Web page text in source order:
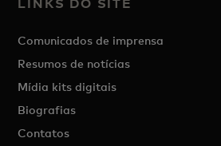
LINKS DO SITE
Comunicados de imprensa
Resumos de notícias
Mídia kits digitais
Biografias
Contatos